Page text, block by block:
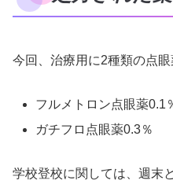
今回、治療用に2種類の点眼
フルメトロン点眼薬0.1
ガチフロ点眼薬0.3％
学校登校に関しては、週末